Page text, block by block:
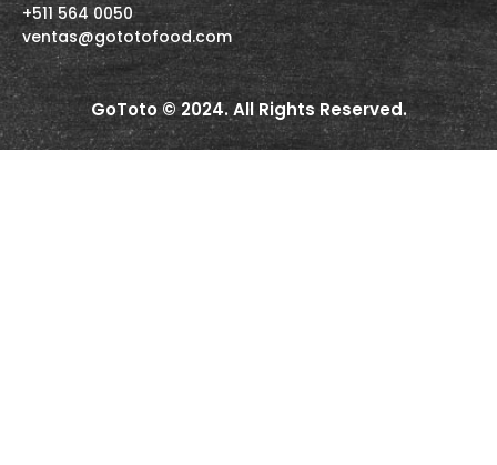
+511 564 0050
ventas@gototofood.com
GoToto © 2024. All Rights Reserved.